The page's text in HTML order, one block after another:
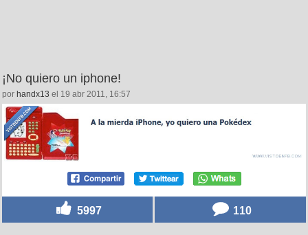
¡No quiero un iphone!
por handx13 el 19 abr 2011, 16:57
5997 110